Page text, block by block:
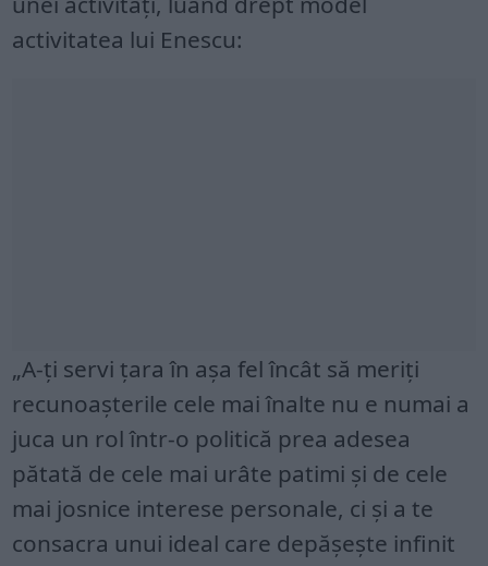
activitatea lui Enescu:
„A-ți servi țara în așa fel încât să meriți
recunoașterile cele mai înalte nu e numai a
juca un rol într-o politică prea adesea
pătată de cele mai urâte patimi și de cele
mai josnice interese personale, ci și a te
consacra unui ideal care depășește infinit